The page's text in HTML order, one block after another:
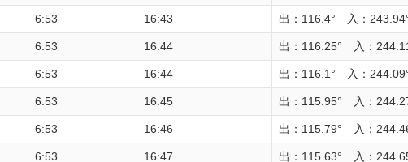
6:53 16:43 出：116.4° 入：
6:53 16:44 出：116.25° 入：
6:53 16:44 出：116.1° 入：
6:53 16:45 出：115.95° 入：
6:53 16:46 出：115.79° 入：
6:53 16:47 出：115.63° 入：